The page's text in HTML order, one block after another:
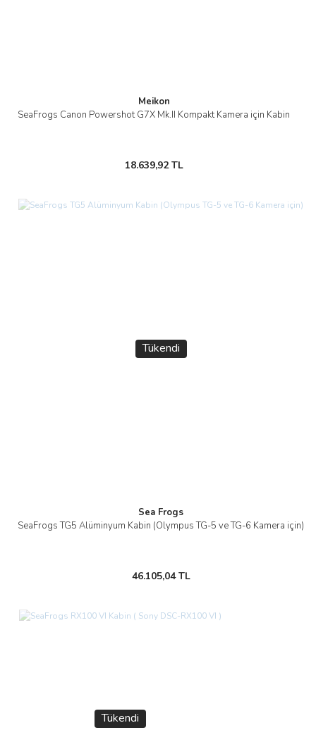
Meikon
SeaFrogs Canon Powershot G7X Mk.II Kompakt Kamera için Kabin
18.639,92 TL
Tükendi
Sea Frogs
SeaFrogs TG5 Alüminyum Kabin (Olympus TG-5 ve TG-6 Kamera için)
46.105,04 TL
Tükendi